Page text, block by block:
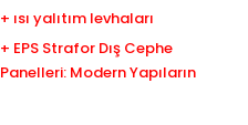
+ ısı yalıtım levhaları
+ EPS Strafor Dış Cephe
Panelleri: Modern Yapıların